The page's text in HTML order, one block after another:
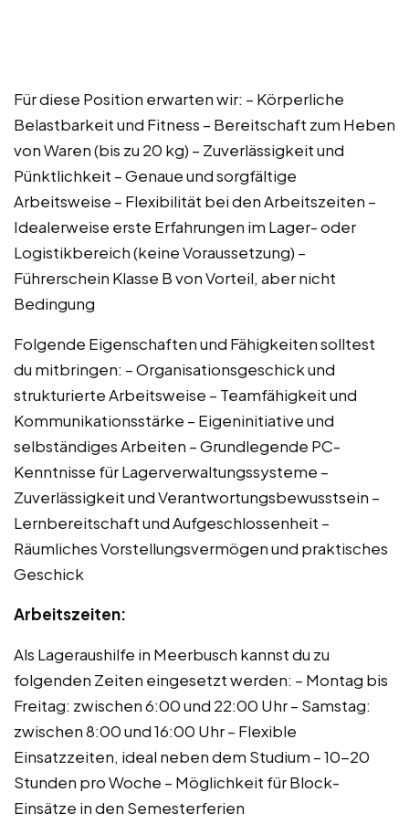
Für diese Position erwarten wir: – Körperliche
Belastbarkeit und Fitness – Bereitschaft zum Heben
von Waren (bis zu 20 kg) – Zuverlässigkeit und
Pünktlichkeit – Genaue und sorgfältige
Arbeitsweise – Flexibilität bei den Arbeitszeiten –
Idealerweise erste Erfahrungen im Lager- oder
Logistikbereich (keine Voraussetzung) –
Führerschein Klasse B von Vorteil, aber nicht
Bedingung
Folgende Eigenschaften und Fähigkeiten solltest
du mitbringen: – Organisationsgeschick und
strukturierte Arbeitsweise – Teamfähigkeit und
Kommunikationsstärke – Eigeninitiative und
selbständiges Arbeiten – Grundlegende PC-
Kenntnisse für Lagerverwaltungssysteme –
Zuverlässigkeit und Verantwortungsbewusstsein –
Lernbereitschaft und Aufgeschlossenheit –
Räumliches Vorstellungsvermögen und praktisches
Geschick
Arbeitszeiten:
Als Lageraushilfe in Meerbusch kannst du zu
folgenden Zeiten eingesetzt werden: – Montag bis
Freitag: zwischen 6:00 und 22:00 Uhr – Samstag:
zwischen 8:00 und 16:00 Uhr – Flexible
Einsatzzeiten, ideal neben dem Studium – 10-20
Stunden pro Woche – Möglichkeit für Block-
Einsätze in den Semesterferien